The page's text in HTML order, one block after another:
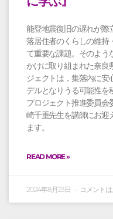
能登地震復旧の遅れが際
落居住者のくらしの維持
て重要な課題。そのよう
かけに取り組まれた奈良
ジェクトは，集落内に安
デルとなりうる可能性を
プロジェクト推進委員会
崎千重先生を講師にお迎
ます。
READ MORE »
2024年8月23日 コメント